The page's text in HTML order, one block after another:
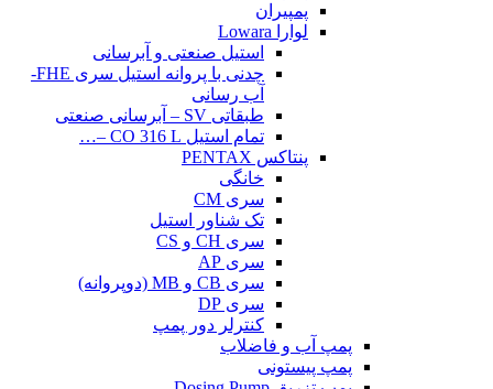
پمپیران
لوارا Lowara
استیل صنعتی و آبرسانی
چدنی با پروانه استیل سری FHE-
آب رسانی
طبقاتی SV – آبرسانی صنعتی
تمام استیل CO 316 L –…
پنتاکس PENTAX
خانگی
سری CM
تک شناور استیل
سری CH و CS
سری AP
سری CB و MB (دوپروانه)
سری DP
کنترلر دور پمپ
پمپ آب و فاضلاب
پمپ پیستونی